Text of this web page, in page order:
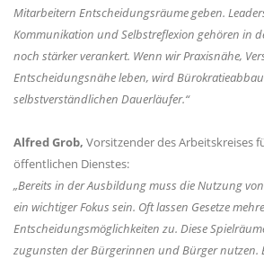
Mitarbeitern Entscheidungsräume geben.
Kommunikation und Selbstreflexion gehören in
noch stärker verankert. Wenn wir Praxisnähe,
Entscheidungsnähe leben, wird
selbstverständlichen Dauerläufer.“
Alfred Grob, Vorsitzender des Arbeitskreises
öffentlichen Dienstes:
Bereits in der Ausbildung muss die Nutzung
ein wichtiger Fokus sein. Oft lassen Gesetze
Entscheidungsmöglichkeiten zu. Diese
zugunsten der Bürgerinnen und Bürger nutzen.